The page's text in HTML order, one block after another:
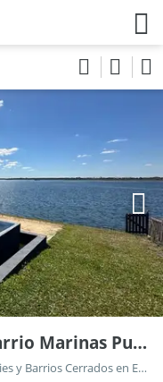
Casa en venta al lago en barrio Marinas Puertos
Venta en Puertos - Barrio Marinas, Countries y Barrios Cerrados en Escobar